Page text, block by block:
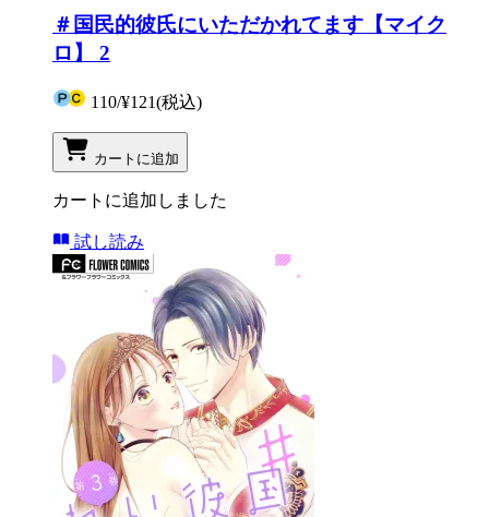
＃国民的彼氏にいただかれてます【マイク
ロ】 2
110/¥121(税込)
カートに追加
カートに追加しました
試し読み